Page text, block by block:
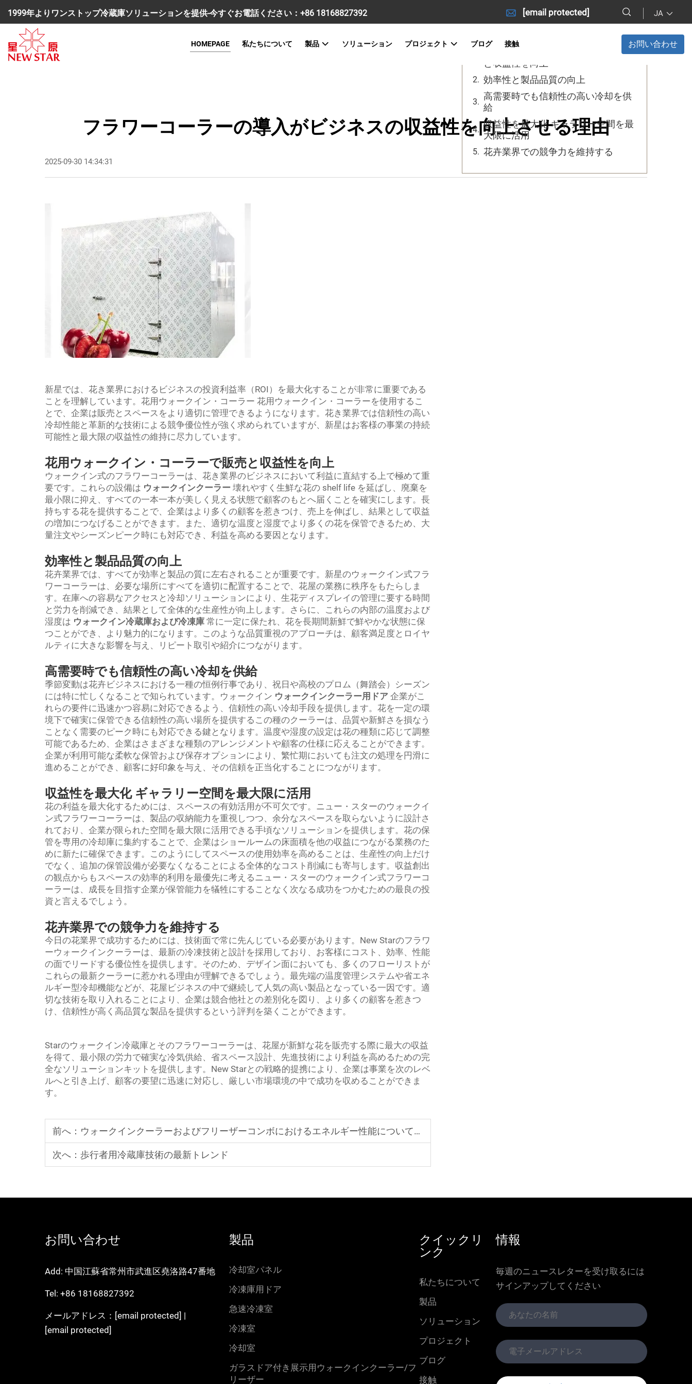
1999年よりワンストップ冷蔵庫ソリューションを提供-今すぐお電話ください： +86 18168827392 [email protected] JA
HOMEPAGE 私たちについて 製品 ソリューション プロジェクト ブログ 接触 お問い合わせ
フラワーコーラーの導入がビジネスの収益性を向上させる理由
2025-09-30 14:34:31
新星では、花き業界におけるビジネスの投資利益率（ROI）を最大化することが非常に重要である
ことを理解しています。花用ウォークイン・コーラー 花用ウォークイン・コーラーを使用するこ
とで、企業は販売とスペースをより適切に管理できるようになります。花き業界では信頼性の高い
冷却性能と革新的な技術による競争優位性が強く求められていますが、新星はお客様の事業の持続
可能性と最大限の収益性の維持に尽力しています。
花用ウォークイン・コーラーで販売と収益性を向上
ウォークイン式のフラワーコーラーは、花き業界のビジネスにおいて利益に直結する上で極めて重
要です。これらの設備は ウォークインクーラー 壊れやすく生鮮な花の shelf life を延ばし、廃棄を
最小限に抑え、すべての一本一本が美しく見える状態で顧客のもとへ届くことを確実にします。長
持ちする花を提供することで、企業はより多くの顧客を惹きつけ、売上を伸ばし、結果として収益
の増加につなげることができます。また、適切な温度と湿度でより多くの花を保管できるため、大
量注文やシーズンピーク時にも対応でき、利益を高める要因となります。
効率性と製品品質の向上
花卉業界では、すべてが効率と製品の質に左右されることが重要です。新星のウォークイン式フラ
ワーコーラーは、必要な場所にすべてを適切に配置することで、花屋の業務に秩序をもたらしま
す。在庫への容易なアクセスと冷却ソリューションにより、生花ディスプレイの管理に要する時間
と労力を削減でき、結果として全体的な生産性が向上します。さらに、これらの内部の温度および
湿度は ウォークイン冷蔵庫および冷凍庫 常に一定に保たれ、花を長期間新鮮で鮮やかな状態に保
つことができ、より魅力的になります。このような品質重視のアプローチは、顧客満足度とロイヤ
ルティに大きな影響を与え、リピート取引や紹介につながります。
高需要時でも信頼性の高い冷却を供給
季節変動は花卉ビジネスにおける一種の恒例行事であり、祝日や高校のプロム（舞踏会）シーズン
には特に忙しくなることで知られています。ウォークイン ウォークインクーラー用ドア 企業がこ
れらの要件に迅速かつ容易に対応できるよう、信頼性の高い冷却手段を提供します。花を一定の環
境下で確実に保管できる信頼性の高い場所を提供するこの種のクーラーは、品質や新鮮さを損なう
ことなく需要のピーク時にも対応できる鍵となります。温度や湿度の設定は花の種類に応じて調整
可能であるため、企業はさまざまな種類のアレンジメントや顧客の仕様に応えることができます。
企業が利用可能な柔軟な保管および保存オプションにより、繁忙期においても注文の処理を円滑に
進めることができ、顧客に好印象を与え、その信頼を正当化することにつながります。
収益性を最大化 ギャラリー空間を最大限に活用
花の利益を最大化するためには、スペースの有効活用が不可欠です。ニュー・スターのウォークイ
ン式フラワーコーラーは、製品の収納能力を重視しつつ、余分なスペースを取らないように設計さ
れており、企業が限られた空間を最大限に活用できる手頃なソリューションを提供します。花の保
管を専用の冷却庫に集約することで、企業はショールームの床面積を他の収益につながる業務のた
めに新たに確保できます。このようにしてスペースの使用効率を高めることは、生産性の向上だけ
でなく、追加の保管設備が必要なくなることによる全体的なコスト削減にも寄与します。収益創出
の観点からもスペースの効率的利用を最優先に考えるニュー・スターのウォークイン式フラワーコ
ーラーは、成長を目指す企業が保管能力を犠牲にすることなく次なる成功をつかむための最良の投
資と言えるでしょう。
花卉業界での競争力を維持する
今日の花業界で成功するためには、技術面で常に先んじている必要があります。New Starのフラワ
ーウォークインクーラーは、最新の冷凍技術と設計を採用しており、お客様にコスト、効率、性能
の面でリードする優位性を提供します。そのため、デザイン面においても、多くのフローリストが
これらの最新クーラーに惹かれる理由が理解できるでしょう。最先端の温度管理システムや省エネ
ルギー型冷却機能などが、花屋ビジネスの中で継続して人気の高い製品となっている一因です。適
切な技術を取り入れることにより、企業は競合他社との差別化を図り、より多くの顧客を惹きつ
け、信頼性が高く高品質な製品を提供するという評判を築くことができます。
Starのウォークイン冷蔵庫とそのフラワーコーラーは、花屋が新鮮な花を販売する際に最大の収益
を得て、最小限の労力で確実な冷気供給、省スペース設計、先進技術により利益を高めるための完
全なソリューションキットを提供します。New Starとの戦略的提携により、企業は事業を次のレベ
ルへと引き上げ、顧客の要望に迅速に対応し、厳しい市場環境の中で成功を収めることができま
す。
前へ： ウォークインクーラーおよびフリーザーコンボにおけるエネルギー性能について知っておくべきこと
次へ： 歩行者用冷蔵庫技術の最新トレンド
花用ウォークイン・コーラーで販売
と収益性を向上
効率性と製品品質の向上
高需要時でも信頼性の高い冷却を供
給
収益性を最大化 ギャラリー空間を最
大限に活用
花卉業界での競争力を維持する
お問い合わせ
Add: 中国江蘇省常州市武進区堯洛路47番地
Tel: +86 18168827392
メールアドレス： [email protected] |
[email protected]
製品
冷却室パネル
冷凍庫用ドア
急速冷凍室
冷凍室
冷却室
ガラスドア付き展示用ウォークインクーラー/フ
リーザー
クイックリ
ンク
私たちについて
製品
ソリューション
プロジェクト
ブログ
接触
情報
毎週のニュースレターを受け取るには
サインアップしてください